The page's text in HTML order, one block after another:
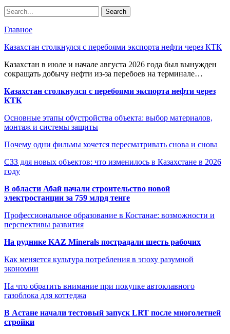
Главное
Казахстан столкнулся с перебоями экспорта нефти через КТК
Казахстан в июле и начале августа 2026 года был вынужден
сокращать добычу нефти из-за перебоев на терминале…
Казахстан столкнулся с перебоями экспорта нефти через
КТК
Основные этапы обустройства объекта: выбор материалов,
монтаж и системы защиты
Почему одни фильмы хочется пересматривать снова и снова
СЗЗ для новых объектов: что изменилось в Казахстане в 2026
году
В области Абай начали строительство новой
электростанции за 759 млрд тенге
Профессиональное образование в Костанае: возможности и
перспективы развития
На руднике KAZ Minerals пострадали шесть рабочих
Как меняется культура потребления в эпоху разумной
экономии
На что обратить внимание при покупке автоклавного
газоблока для коттеджа
В Астане начали тестовый запуск LRT после многолетней
стройки